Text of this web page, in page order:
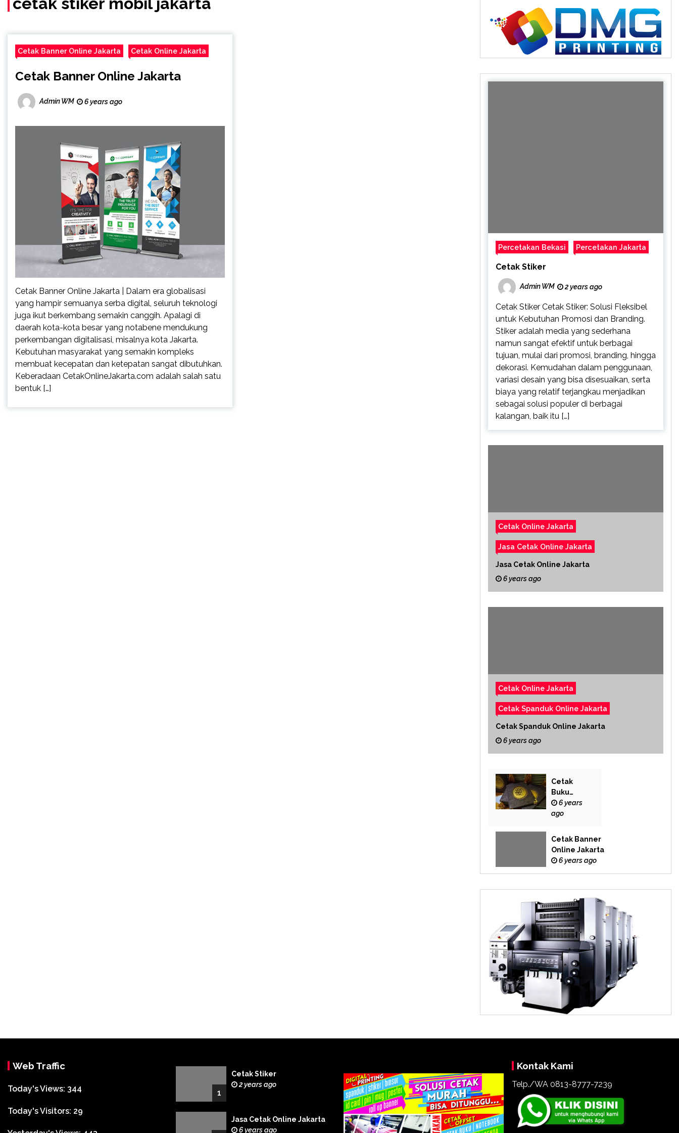
Cetak Banner Online Jakarta Cetak Online Jakarta
Cetak Banner Online Jakarta
Admin WM 6 years ago
Cetak Banner Online Jakarta | Dalam era globalisasi
yang hampir semuanya serba digital, seluruh teknologi
juga ikut berkembang semakin canggih. Apalagi di
daerah kota-kota besar yang notabene mendukung
perkembangan digitalisasi, misalnya kota Jakarta.
Kebutuhan masyarakat yang semakin kompleks
membuat kecepatan dan ketepatan sangat dibutuhkan.
Keberadaan CetakOnlineJakarta.com adalah salah satu
bentuk […]
Percetakan Bekasi Percetakan Jakarta
Cetak Stiker
Admin WM 2 years ago
Cetak Stiker Cetak Stiker: Solusi Fleksibel
untuk Kebutuhan Promosi dan Branding.
Stiker adalah media yang sederhana
namun sangat efektif untuk berbagai
tujuan, mulai dari promosi, branding, hingga
dekorasi. Kemudahan dalam penggunaan,
variasi desain yang bisa disesuaikan, serta
biaya yang relatif terjangkau menjadikan
sebagai solusi populer di berbagai
kalangan, baik itu […]
Cetak Online Jakarta
Jasa Cetak Online Jakarta
Jasa Cetak Online Jakarta
6 years ago
Cetak Online Jakarta
Cetak Spanduk Online Jakarta
Cetak Spanduk Online Jakarta
6 years ago
Cetak
Buku
Yasin
Online
6 years
ago
Cetak Banner
Online Jakarta
6 years ago
Web Traffic
Today's Views: 344
Today's Visitors: 29
1
Cetak Stiker
2 years ago
Jasa Cetak Online Jakarta
6 years ago
Kontak Kami
Telp./WA 0813-8777-7239